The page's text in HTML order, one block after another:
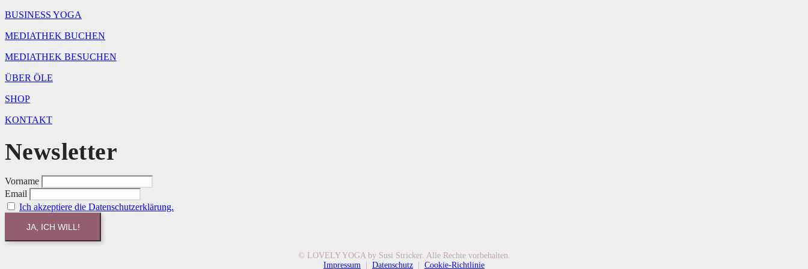
BUSINESS YOGA
MEDIATHEK BUCHEN
MEDIATHEK BESUCHEN
ÜBER ÖLE
SHOP
KONTAKT
Newsletter
Vorname
Email
Ich akzeptiere die Datenschutzerklärung.
© LOVELY YOGA by Susi Stricker. Alle Rechte vorbehalten.
Impressum
Datenschutz Cookie-Richtlinie